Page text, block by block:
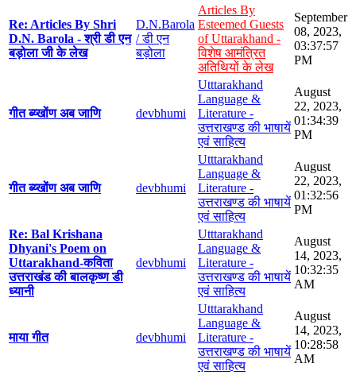
Re: Articles By Shri
D.N. Barola - श्री डी एन
बड़ोला जी के लेख
D.N.Barola
/ डी एन
बड़ोला
Articles By
Esteemed Guests
of Uttarakhand -
विशेष आमंत्रित
अतिथियों के लेख
September
08, 2023,
03:37:57
PM
गीत ब्य्खोंण अब जाणि devbhumi
Utttarakhand
Language &
Literature -
उत्तराखण्ड की भाषायें
एवं साहित्य
August
22, 2023,
01:34:39
PM
गीत ब्य्खोंण अब जाणि devbhumi
Utttarakhand
Language &
Literature -
उत्तराखण्ड की भाषायें
एवं साहित्य
August
22, 2023,
01:32:56
PM
Re: Bal Krishana
Dhyani's Poem on
Uttarakhand-कविता
उत्तराखंड की बालकृष्ण डी
ध्यानी
devbhumi
Utttarakhand
Language &
Literature -
उत्तराखण्ड की भाषायें
एवं साहित्य
August
14, 2023,
10:32:35
AM
माया गीत devbhumi
Utttarakhand
Language &
Literature -
उत्तराखण्ड की भाषायें
एवं साहित्य
August
14, 2023,
10:28:58
AM